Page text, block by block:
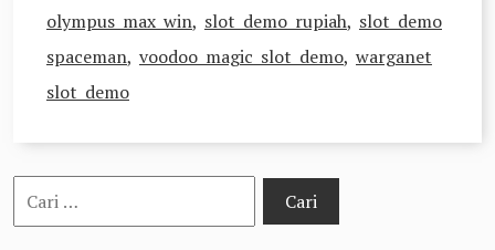
olympus max win, slot demo rupiah, slot demo
spaceman, voodoo magic slot demo, warganet
slot demo
Cari
untuk: